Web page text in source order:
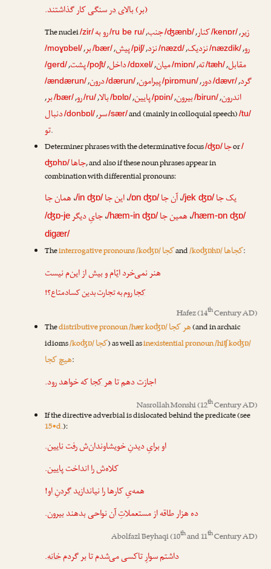
(بر) بالای درسنگی کار گذاشتند.
The nuclei/zir/ زیر,
/kenɒr/کنار,
/ʤænb/جنب,
/ru be ru/رو به
رو,
/næzdik/نزدیک,
/næzd/نزد,
/piʃ/پیش,
/bær/بر,
/moɣɒbel/
مقابل,
/tæh/ته,
/miɒn/میان,
/dɒxel/داخل,
/poʃt/پشت,
/gerd/
گرد,
/dævr/دور,
/pirɒmun/پیرامون,
/dærun/درون,
/ændærun/
اندرون,
/birun/بیرون,
/pɒin/پایین,
/bɒlɒ/بالا,
/ru/رو,
/bær/بر,
/sær/سر,
/donbɒl/دنبال and (mainly in colloquial speech)/tu/
تو.
Determiner phrases with the determinative focus/ʤɒ/جاor/
ʤɒhɒ/جاها, and also if these noun phrases appear in
combination with differential pronouns:
یک جا /jek ʤɒ/،آن جا /ɒn ʤɒ/،این جا /in ʤɒ/،همان جا
/hæm-ɒn ʤɒ/،همین جا /hæm-in ʤɒ/،جایِ دیگر/ʤɒ-je
digær/
Theinterrogative pronouns /koʤɒ/کجاand/koʤɒhɒ/کجاها:
هنر نمی‌خرد ایّام و بیش از این‌م نیست
کجاروم به تجارت بدین کساد‌متاع؟!
Hafez(14thCentury AD)
Thedistributive pronoun /hær koʤɒ/هر کجا(and in archaic
idioms/koʤɒ/کجا) as well asinexistential pronoun /hiʧ koʤɒ/
هیچ کجا:
اجازت دهم تاهر کجاکه خواهد رود.
Nasrollah Monshi(12thCentury AD)
If the directive adverbial is dislocated behind the predicate (see
15•d.):
او برایِ دیدنِ خویشاوندان‌ش رفتنایین.
کلاه‌ش را انداختپایین.
همه‌یِ کارها را نیاندازیدگردنِ او!
ده هزار طاقه از مستعملاتِ آن نواحی بدهندبیرون.
Abolfazl Beyhaqi(10thand 11thCentury AD)
داشتم سوارِ تاکسی می‌شدم تا بر گردمخانه.